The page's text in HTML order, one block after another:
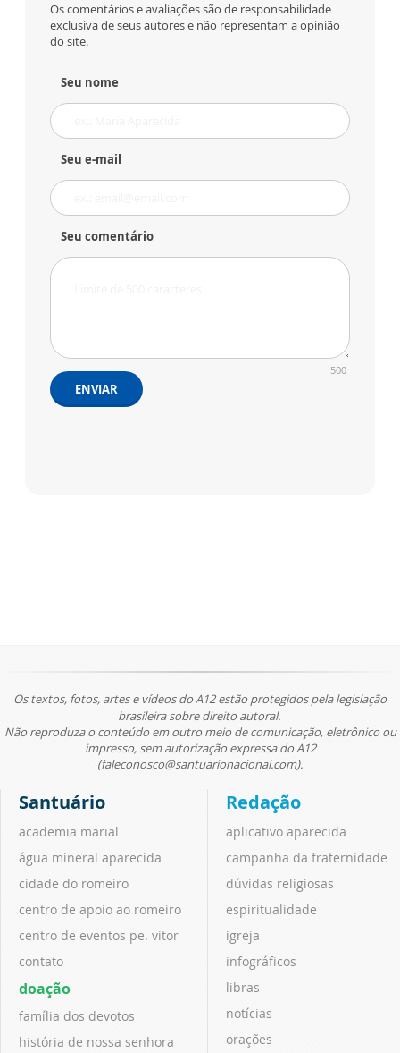
Os comentários e avaliações são de responsabilidade
exclusiva de seus autores e não representam a opinião
do site.
Seu nome
Seu e-mail
Seu comentário
500
ENVIAR
Os textos, fotos, artes e vídeos do A12 estão protegidos pela legislação
brasileira sobre direito autoral.
Não reproduza o conteúdo em outro meio de comunicação, eletrônico ou
impresso, sem autorização expressa do A12
(faleconosco@santuarionacional.com).
Santuário
academia marial
água mineral aparecida
cidade do romeiro
centro de apoio ao romeiro
centro de eventos pe. vitor
contato
doação
família dos devotos
história de nossa senhora
Redação
aplicativo aparecida
campanha da fraternidade
dúvidas religiosas
espiritualidade
igreja
infográficos
libras
notícias
orações